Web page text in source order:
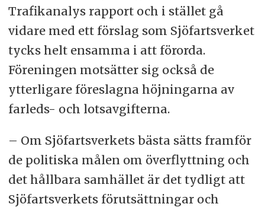
Trafikanalys rapport och i stället gå
vidare med ett förslag som Sjöfartsverket
tycks helt ensamma i att förorda.
Föreningen motsätter sig också de
ytterligare föreslagna höjningarna av
farleds- och lotsavgifterna.
– Om Sjöfartsverkets bästa sätts framför
de politiska målen om överflyttning och
det hållbara samhället är det tydligt att
Sjöfartsverkets förutsättningar och